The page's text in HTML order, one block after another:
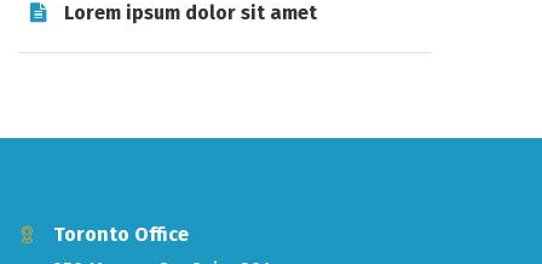
Lorem ipsum dolor sit amet
Toronto Office